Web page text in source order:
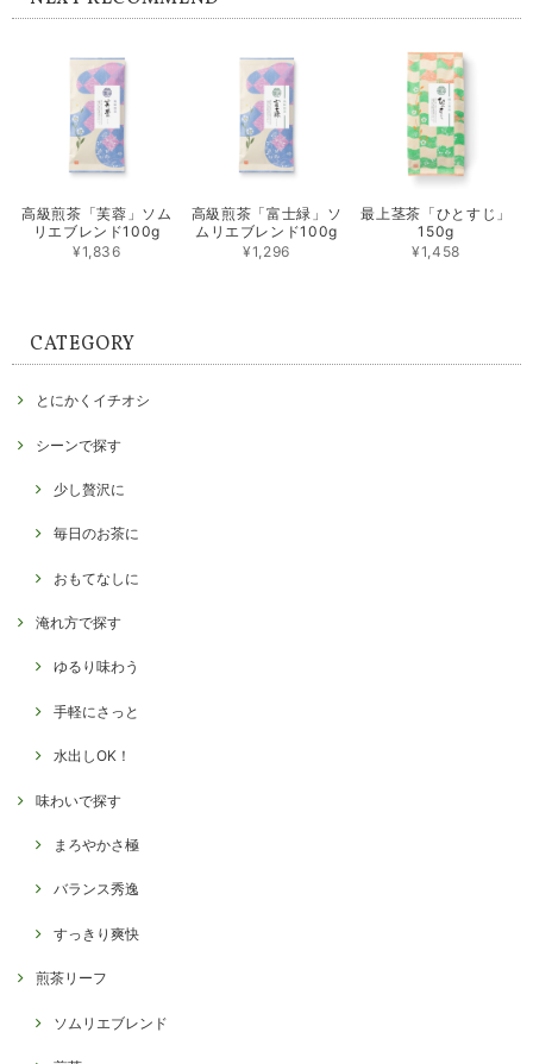
高級煎茶「芙蓉」ソム
リエブレンド100g
¥1,836
高級煎茶「富士緑」ソ
ムリエブレンド100g
¥1,296
最上茎茶「ひとすじ」
150g
¥1,458
CATEGORY
とにかくイチオシ
シーンで探す
少し贅沢に
毎日のお茶に
おもてなしに
淹れ方で探す
ゆるり味わう
手軽にさっと
水出しOK！
味わいで探す
まろやかさ極
バランス秀逸
すっきり爽快
煎茶リーフ
ソムリエブレンド